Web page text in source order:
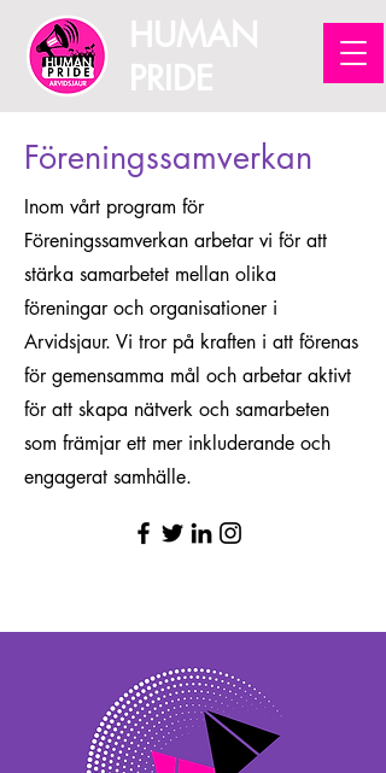
HUMAN
PRIDE
Föreningssamverkan
Inom vårt program för
Föreningssamverkan arbetar vi för att
stärka samarbetet mellan olika
föreningar och organisationer i
Arvidsjaur. Vi tror på kraften i att förenas
för gemensamma mål och arbetar aktivt
för att skapa nätverk och samarbeten
som främjar ett mer inkluderande och
engagerat samhälle.